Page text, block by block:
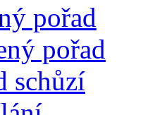
pořad
pořad
schůzí